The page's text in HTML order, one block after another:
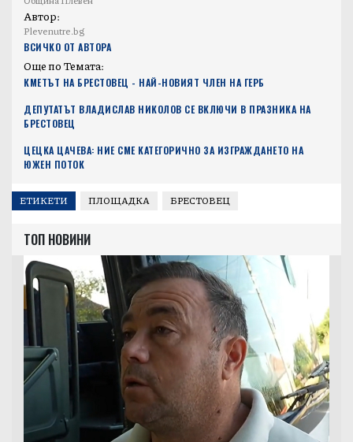
Мисия
28-09-2014, 11:11
Снимка:
Община Плевен
Автор:
ВСИЧКО ОТ АВТОРА
Още по Темата:
КМЕТЪТ НА БРЕСТОВЕЦ - НАЙ-НОВИЯТ ЧЛЕН НА ГЕРБ
БРЕСТОВЕЦ
ЮЖЕН ПОТОК
ЕТИКЕТИ ПЛОЩАДКА БРЕСТОВЕЦ
ТОП НОВИНИ